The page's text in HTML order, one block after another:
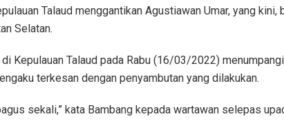
Talaud menggantikan Agustiawan Umar, yang kini,
Selatan.
Kepulauan Talaud pada Rabu (16/03/2022)
terkesan dengan penyambutan yang dilakukan.
sekali,” kata Bambang kepada wartawan selepas